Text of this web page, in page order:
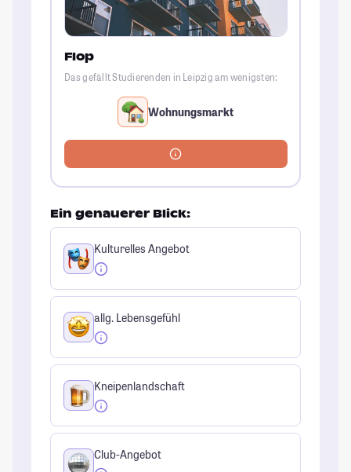
Flop
Das gefällt Studierenden in Leipzig am wenigsten:
Wohnungsmarkt
Ein genauerer Blick:
Kulturelles Angebot
allg. Lebensgefühl
Kneipenlandschaft
Club-Angebot